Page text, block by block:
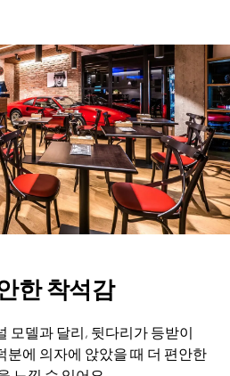
한 착석감
모델과 달리, 뒷다리가 등받이
분에 의자에 앉았을 때 더 편안한